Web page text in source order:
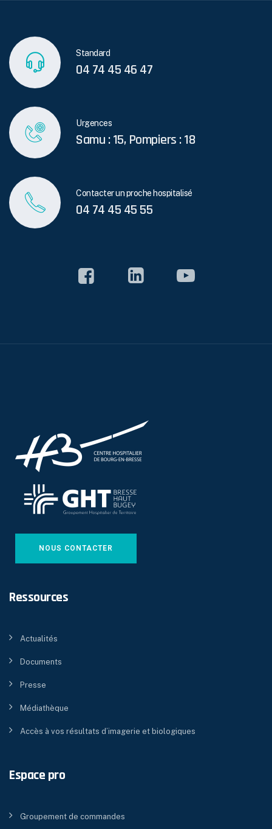
Standard
04 74 45 46 47
Urgences
Samu : 15, Pompiers : 18
Contacter un proche hospitalisé
04 74 45 45 55
NOUS CONTACTER
Ressources
Actualités
Documents
Presse
Médiathèque
Accès à vos résultats d’imagerie et biologiques
Espace pro
Groupement de commandes